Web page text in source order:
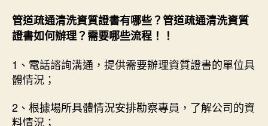
管道疏通清洗資質證書有哪些？管道疏通清洗資質
證書如何辦理？需要哪些流程！！
1、電話諮詢溝通，提供需要辦理資質證書的單位具
體情況；
2、根據場所具體情況安排勘察專員，了解公司的資
料情況；